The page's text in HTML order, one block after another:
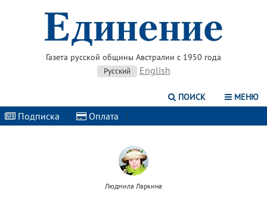
Газета русской общины Австралии с 1950 года
Русский English
ПОИСК МЕНЮ
Подписка | Оплата |
Людмила Ларкина